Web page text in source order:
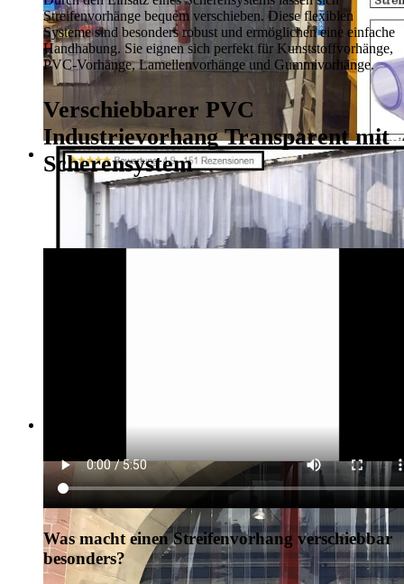
Streifenvorhänge bequem verschieben. Diese flexiblen
Systeme sind besonders robust und ermöglichen eine einfache
Handhabung. Sie eignen sich perfekt für Kunststoffvorhänge,
PVC-Vorhänge, Lamellenvorhänge und Gummivorhänge.
Verschiebbarer PVC
Industrievorhang Transparent mit
Scherensystem
Was macht einen Streifenvorhang verschiebbar
besonders?